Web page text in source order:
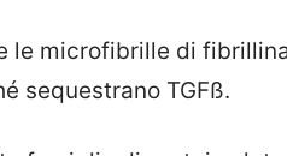
le microfibrille di
sequestrano TGFß.